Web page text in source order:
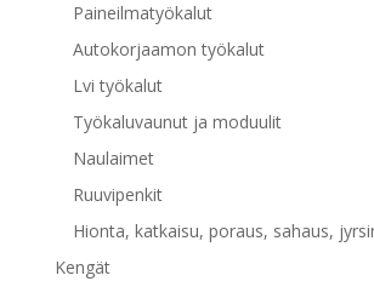
Paineilmatyökalut
Autokorjaamon työkalut
Lvi työkalut
Työkaluvaunut ja moduulit
Naulaimet
Ruuvipenkit
Hionta, katkaisu, poraus, sahaus,
Kengät